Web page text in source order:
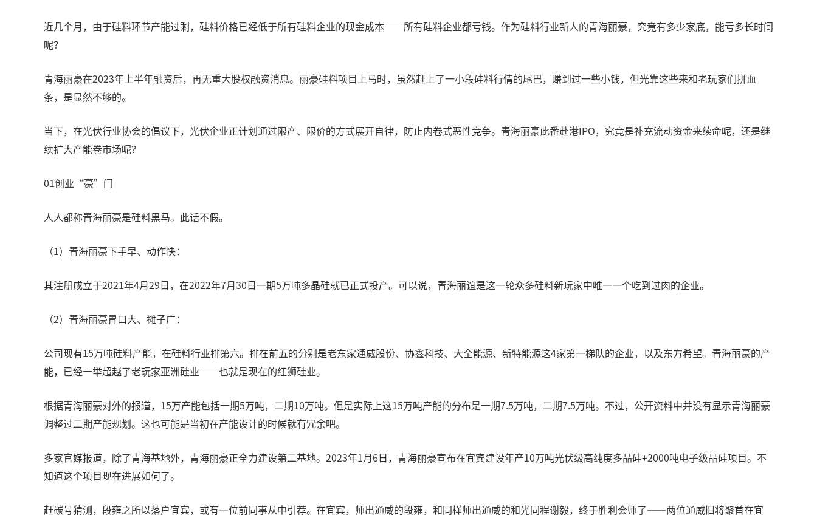
近几个月，由于硅料环节产能过剩，硅料价格已经低于所有硅料企业的现金成本——所有硅料企业都亏钱。作为硅料行业新人的青海丽豪，究竟有多少家底，能亏多长时间
呢？
青海丽豪在2023年上半年融资后，再无重大股权融资消息。丽豪硅料项目上马时，虽然赶上了一小段硅料行情的尾巴，赚到过一些小钱，但光靠这些来和老玩家们拼血
条，是显然不够的。
当下，在光伏行业协会的倡议下，光伏企业正计划通过限产、限价的方式展开自律，防止内卷式恶性竞争。青海丽豪此番赴港IPO，究竟是补充流动资金来续命呢，还是继
续扩大产能卷市场呢？
01创业“豪”门
人人都称青海丽豪是硅料黑马。此话不假。
（1）青海丽豪下手早、动作快：
其注册成立于2021年4月29日，在2022年7月30日一期5万吨多晶硅就已正式投产。可以说，青海丽谊是这一轮众多硅料新玩家中唯一一个吃到过肉的企业。
（2）青海丽豪胃口大、摊子广：
公司现有15万吨硅料产能，在硅料行业排第六。排在前五的分别是老东家通威股份、协鑫科技、大全能源、新特能源这4家第一梯队的企业，以及东方希望。青海丽豪的产
能，已经一举超越了老玩家亚洲硅业——也就是现在的红狮硅业。
根据青海丽豪对外的报道，15万产能包括一期5万吨，二期10万吨。但是实际上这15万吨产能的分布是一期7.5万吨，二期7.5万吨。不过，公开资料中并没有显示青海丽豪
调整过二期产能规划。这也可能是当初在产能设计的时候就有冗余吧。
多家官媒报道，除了青海基地外，青海丽豪正全力建设第二基地。2023年1月6日，青海丽豪宣布在宜宾建设年产10万吨光伏级高纯度多晶硅+2000吨电子级晶硅项目。不
知道这个项目现在进展如何了。
赶碳号猜测，段雍之所以落户宜宾，或有一位前同事从中引荐。在宜宾，师出通威的段雍，和同样师出通威的和光同程谢毅，终于胜利会师了——两位通威旧将聚首在宜